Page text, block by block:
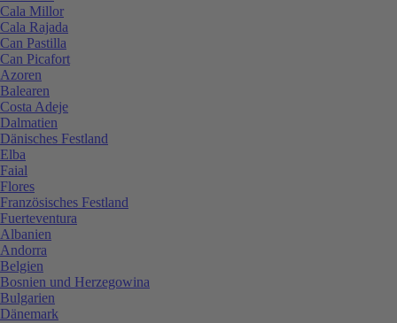
Cala Millor
Cala Rajada
Can Pastilla
Can Picafort
Azoren
Balearen
Costa Adeje
Dalmatien
Dänisches Festland
Elba
Faial
Flores
Französisches Festland
Fuerteventura
Albanien
Andorra
Belgien
Bosnien und Herzegowina
Bulgarien
Dänemark